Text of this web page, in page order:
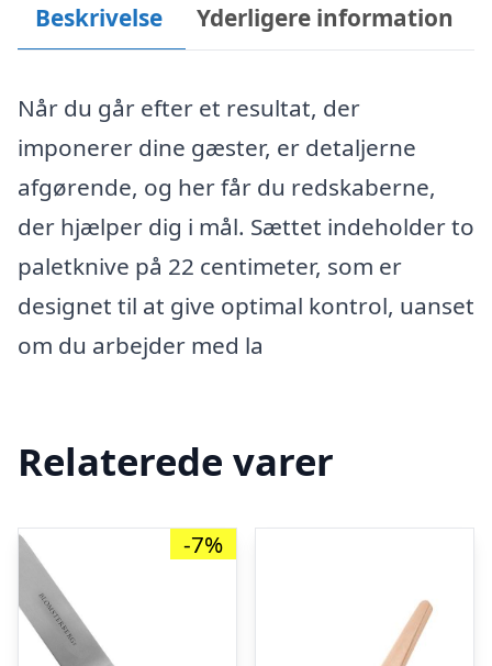
Beskrivelse Yderligere information
Når du går efter et resultat, der
imponerer dine gæster, er detaljerne
afgørende, og her får du redskaberne,
der hjælper dig i mål. Sættet indeholder to
paletknive på 22 centimeter, som er
designet til at give optimal kontrol, uanset
om du arbejder med la
Relaterede varer
-7%